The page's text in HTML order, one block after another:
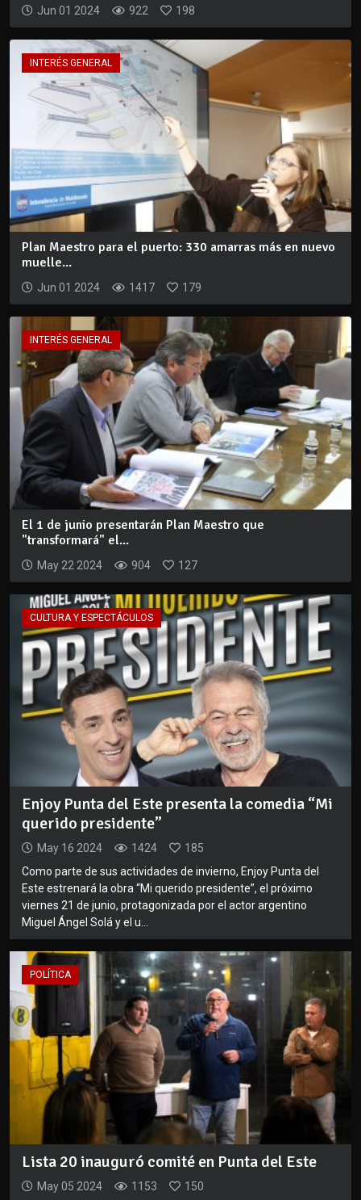
Jun 01 2024 922 198
INTERÉS GENERAL
Plan Maestro para el puerto: 330 amarras más en nuevo
muelle...
Jun 01 2024 1417 179
INTERÉS GENERAL
El 1 de junio presentarán Plan Maestro que
"transformará" el...
May 22 2024 904 127
CULTURA Y ESPECTÁCULOS
Enjoy Punta del Este presenta la comedia “Mi
querido presidente”
May 16 2024 1424
185
Como parte de sus actividades de invierno, Enjoy Punta del
Este estrenará la obra “Mi querido presidente”, el próximo
viernes 21 de junio, protagonizada por el actor argentino
Miguel Ángel Solá y el u...
POLÍTICA
Lista 20 inauguró comité en Punta del Este
May 05 2024 1153 150